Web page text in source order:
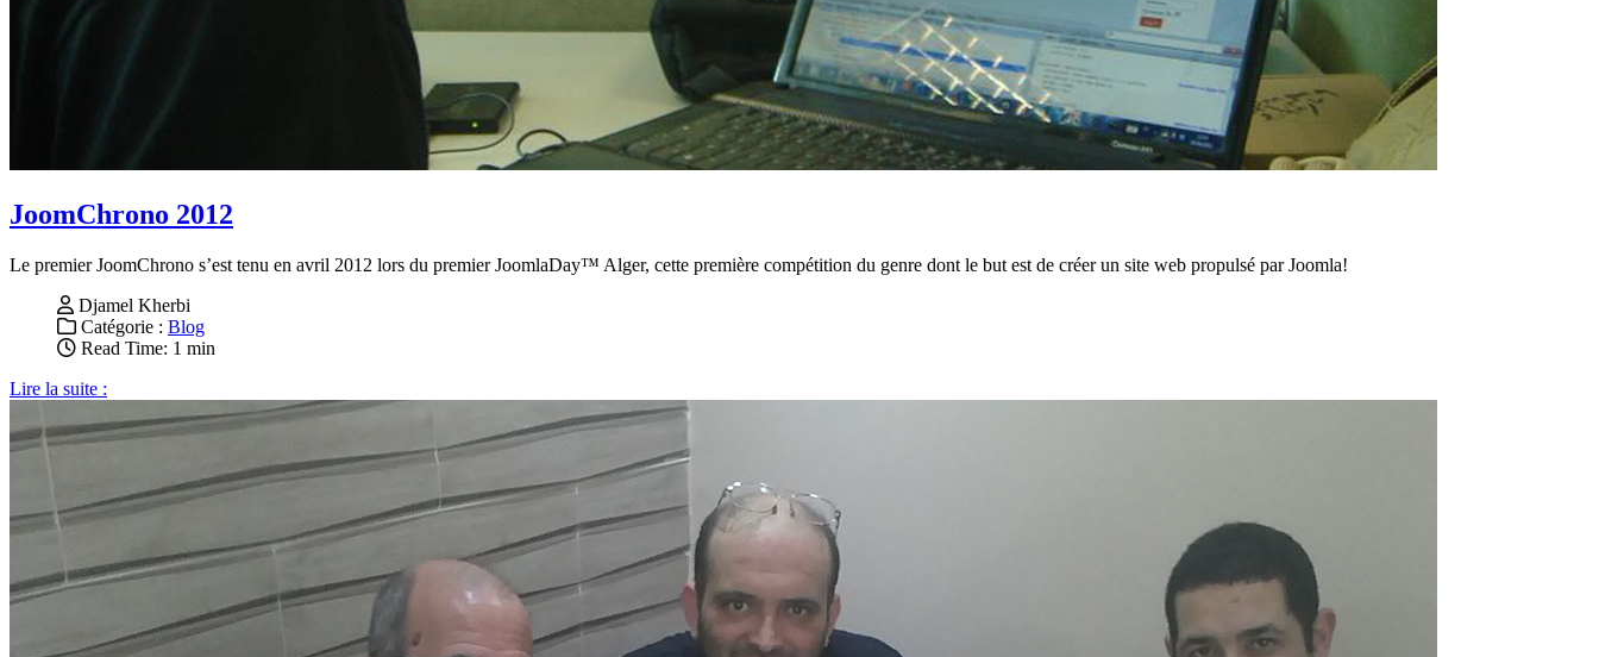
JoomChrono 2012
Le premier JoomChrono s’est tenu en avril 2012 lors du premier JoomlaDay™ Alger, cette première compétition du genre dont le but est de créer un site web propulsé par Joomla!
Djamel Kherbi
Catégorie : Blog
Read Time: 1 min
Lire la suite :